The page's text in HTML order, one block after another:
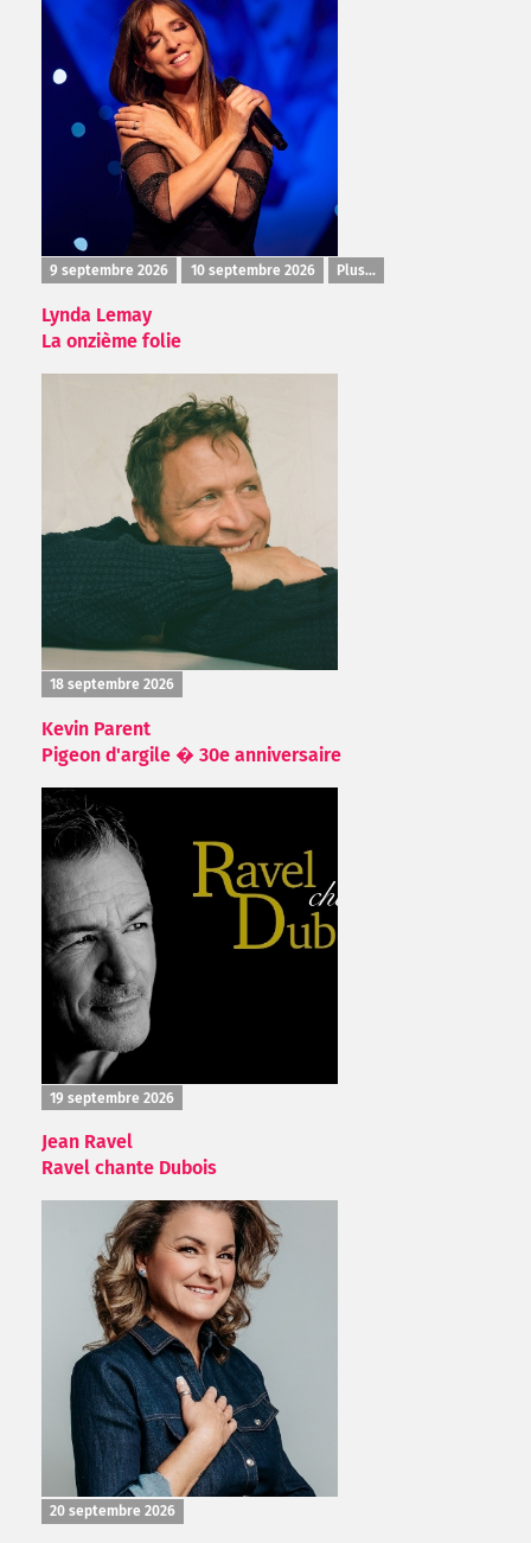
9 septembre 2026 10 septembre 2026 Plus...
Lynda Lemay
La onzième folie
18 septembre 2026
Kevin Parent
Pigeon d'argile � 30e anniversaire
19 septembre 2026
Jean Ravel
Ravel chante Dubois
20 septembre 2026